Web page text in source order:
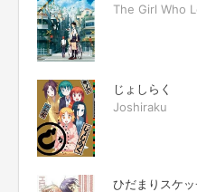
The Girl Who
じょしらく
Joshiraku
ひだまりスケッ